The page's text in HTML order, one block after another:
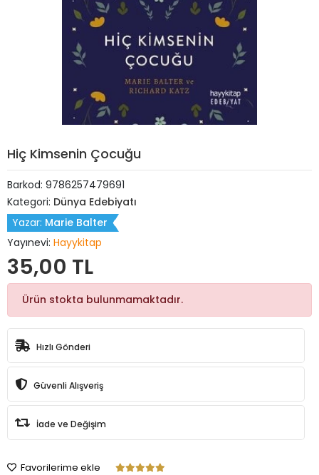
Hiç Kimsenin Çocuğu
Barkod: 9786257479691
Kategori: Dünya Edebiyatı
Yazar: Marie Balter
Yayınevi: Hayykitap
35,00 TL
Ürün stokta bulunmamaktadır.
Hızlı Gönderi
Güvenli Alışveriş
İade ve Değişim
Favorilerime ekle